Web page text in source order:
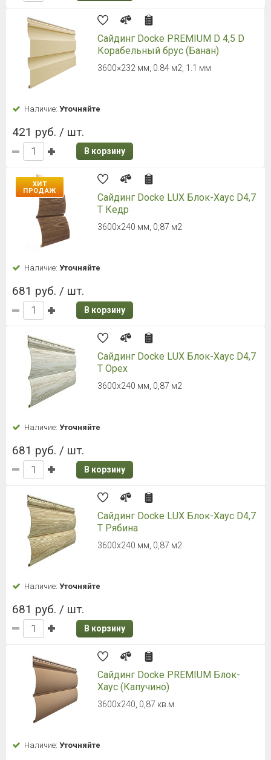
Сайдинг Docke PREMIUM D 4,5 D
Корабельный брус (Банан)
3600×232 мм, 0.84 м2, 1.1 мм
Наличие: Уточняйте
421 руб. / шт.
В корзину
ХИТ
ПРОДАЖ
Сайдинг Docke LUX Блок-Хаус D4,7
T Кедр
3600х240 мм, 0,87 м2
Наличие: Уточняйте
681 руб. / шт.
В корзину
Сайдинг Docke LUX Блок-Хаус D4,7
T Орех
3600х240 мм, 0,87 м2
Наличие: Уточняйте
681 руб. / шт.
В корзину
Сайдинг Docke LUX Блок-Хаус D4,7
T Рябина
3600х240 мм, 0,87 м2
Наличие: Уточняйте
681 руб. / шт.
В корзину
Сайдинг Docke PREMIUM Блок-
Хаус (Капучино)
3600х240, 0,87 кв.м.
Наличие: Уточняйте